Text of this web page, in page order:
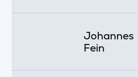
Johannes
Fein